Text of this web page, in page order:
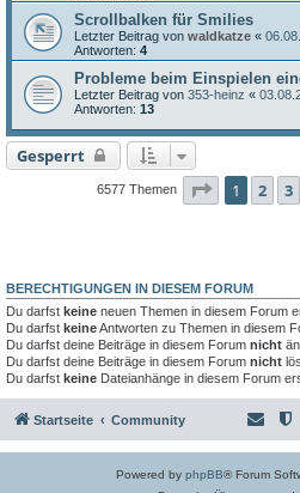
Scrollbalken für Smilies
Letzter Beitrag von waldkatze «
Antworten: 4
Probleme beim Einspielen
Letzter Beitrag von 353-heinz «
Antworten: 13
Gesperrt
6577 Themen Seite 1von
1 2 3
BERECHTIGUNGEN IN DIESEM FORUM
Du darfst keine neuen Themen in diesem Forum
Du darfst keineAntworten zu Themen in diesem
Du darfst deine Beiträge in diesem Forum nicht
Du darfst deine Beiträge in diesem Forum nicht
Du darfst keine Dateianhänge in diesem Forum
Startseite Community
Powered by phpBB® Forum